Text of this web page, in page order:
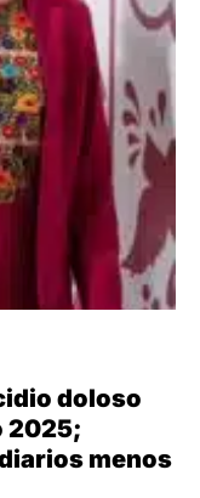
doloso
2025;
menos